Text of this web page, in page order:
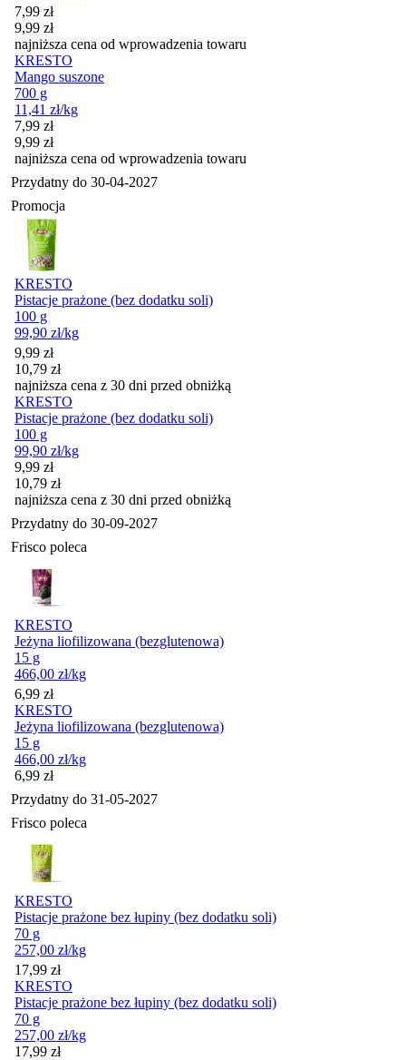
Cena promocyjna
7,99 zł
9,99 zł
najniższa cena od wprowadzenia towaru
KRESTO
Mango suszone
700 g
11,41 zł/kg
Cena promocyjna
7,99 zł
9,99 zł
najniższa cena od wprowadzenia towaru
Przydatny do 30-04-2027
Promocja
KRESTO
Pistacje prażone (bez dodatku soli)
100 g
99,90 zł/kg
Cena promocyjna
9,99 zł
10,79 zł
najniższa cena z 30 dni przed obniżką
KRESTO
Pistacje prażone (bez dodatku soli)
100 g
99,90 zł/kg
Cena promocyjna
9,99 zł
10,79 zł
najniższa cena z 30 dni przed obniżką
Przydatny do 30-09-2027
Frisco poleca
KRESTO
Jeżyna liofilizowana (bezglutenowa)
15 g
466,00 zł/kg
Cena
6,99 zł
KRESTO
Jeżyna liofilizowana (bezglutenowa)
15 g
466,00 zł/kg
Cena
6,99 zł
Przydatny do 31-05-2027
Frisco poleca
KRESTO
Pistacje prażone bez łupiny (bez dodatku soli)
70 g
257,00 zł/kg
Cena
17,99 zł
KRESTO
Pistacje prażone bez łupiny (bez dodatku soli)
70 g
257,00 zł/kg
Cena
17,99 zł